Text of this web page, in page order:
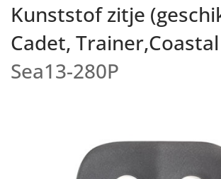
Kunststof zitje
Cadet,
Sea13-280P